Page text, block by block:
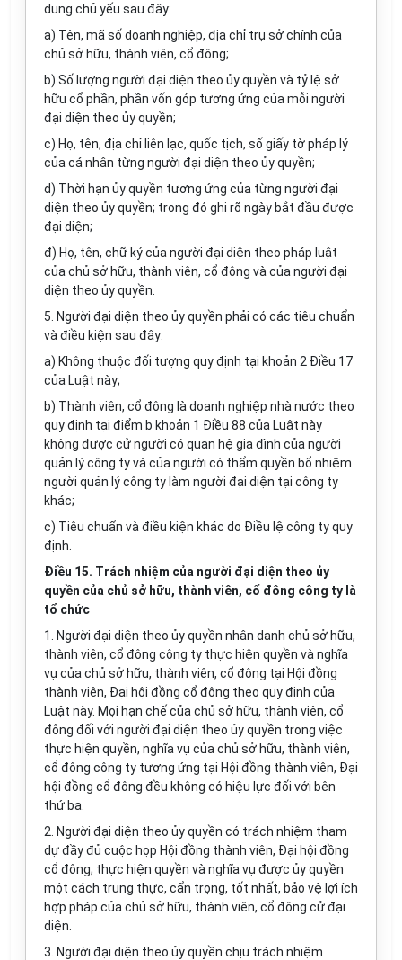
dung chủ yếu sau đây:
a) Tên, mã số doanh nghiệp, địa chỉ trụ sở chính của
chủ sở hữu, thành viên, cổ đông;
b) Số lượng người đại diện theo ủy quyền và tỷ lệ sở
hữu cổ phần, phần vốn góp tương ứng của mỗi người
đại diện theo ủy quyền;
c) Họ, tên, địa chỉ liên lạc, quốc tịch, số giấy tờ pháp lý
của cá nhân từng người đại diện theo ủy quyền;
d) Thời hạn ủy quyền tương ứng của từng người đại
diện theo ủy quyền; trong đó ghi rõ ngày bắt đầu được
đại diện;
đ) Họ, tên, chữ ký của người đại diện theo pháp luật
của chủ sở hữu, thành viên, cổ đông và của người đại
diện theo ủy quyền.
5. Người đại diện theo ủy quyền phải có các tiêu chuẩn
và điều kiện sau đây:
a) Không thuộc đối tượng quy định tại khoản 2 Điều 17
của Luật này;
b) Thành viên, cổ đông là doanh nghiệp nhà nước theo
quy định tại điểm b khoản 1 Điều 88 của Luật này
không được cử người có quan hệ gia đình của người
quản lý công ty và của người có thẩm quyền bổ nhiệm
người quản lý công ty làm người đại diện tại công ty
khác;
c) Tiêu chuẩn và điều kiện khác do Điều lệ công ty quy
định.
Điều 15. Trách nhiệm của người đại diện theo ủy
quyền của chủ sở hữu, thành viên, cổ đông công ty là
tổ chức
1. Người đại diện theo ủy quyền nhân danh chủ sở hữu,
thành viên, cổ đông công ty thực hiện quyền và nghĩa
vụ của chủ sở hữu, thành viên, cổ đông tại Hội đồng
thành viên, Đại hội đồng cổ đông theo quy định của
Luật này. Mọi hạn chế của chủ sở hữu, thành viên, cổ
đông đối với người đại diện theo ủy quyền trong việc
thực hiện quyền, nghĩa vụ của chủ sở hữu, thành viên,
cổ đông công ty tương ứng tại Hội đồng thành viên, Đại
hội đồng cổ đông đều không có hiệu lực đối với bên
thứ ba.
2. Người đại diện theo ủy quyền có trách nhiệm tham
dự đầy đủ cuộc họp Hội đồng thành viên, Đại hội đồng
cổ đông; thực hiện quyền và nghĩa vụ được ủy quyền
một cách trung thực, cẩn trọng, tốt nhất, bảo vệ lợi ích
hợp pháp của chủ sở hữu, thành viên, cổ đông cử đại
diện.
3. Người đại diện theo ủy quyền chịu trách nhiệm